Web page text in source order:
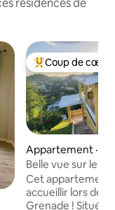
résidences de
Coup de cœur
Coup de cœur
Appartement ·
e
Belle vue sur les
Cet appartement
accueillir lors de
Grenade ! Situé à seulement 7 minutes